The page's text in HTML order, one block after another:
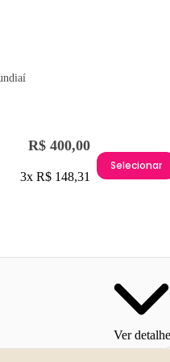
R$ 400,00
3x R$ 148,31
Selecionar
Ver